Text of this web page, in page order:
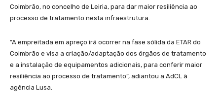
Coimbrão, no concelho de Leiria, para dar maior resiliência ao
processo de tratamento nesta infraestrutura.
“A empreitada em apreço irá ocorrer na fase sólida da ETAR do
Coimbrão e visa a criação/adaptação dos órgãos de tratamento
e a instalação de equipamentos adicionais, para conferir maior
resiliência ao processo de tratamento”, adiantou a AdCL à
agência Lusa.